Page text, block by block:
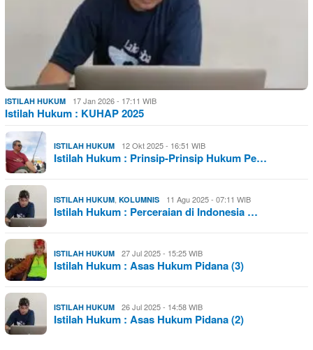
ISTILAH HUKUM 17 Jan 2026 - 17:11 WIB
Istilah Hukum : KUHAP 2025
ISTILAH HUKUM 12 Okt 2025 - 16:51 WIB
Istilah Hukum : Prinsip-Prinsip Hukum Pe…
ISTILAH HUKUM, KOLUMNIS 11 Agu 2025 - 07:11 WIB
Istilah Hukum : Perceraian di Indonesia …
ISTILAH HUKUM 27 Jul 2025 - 15:25 WIB
Istilah Hukum : Asas Hukum Pidana (3)
ISTILAH HUKUM 26 Jul 2025 - 14:58 WIB
Istilah Hukum : Asas Hukum Pidana (2)